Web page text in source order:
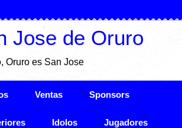
Jose de Oruro
Oruro es San Jose
Ventas Sponsors
Idolos Jugadores